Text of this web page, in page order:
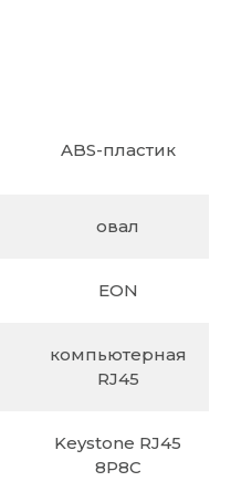
ABS-пластик
овал
EON
компьютерная
RJ45
Keystone RJ45
8P8C